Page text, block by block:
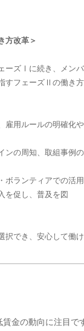
方改革＞
ーズⅠに続き、メン
すフェーズⅡの働き
用ルールの明確化や
の周知、取組事例
ボランティアでの活
を促し、普及を図
でき、安心して働け
金の動向に注目で